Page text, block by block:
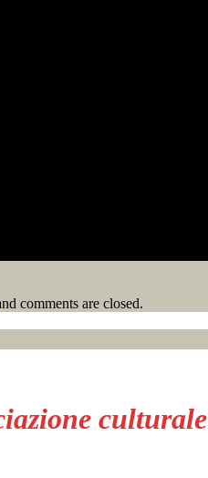
comments are closed.
culturale